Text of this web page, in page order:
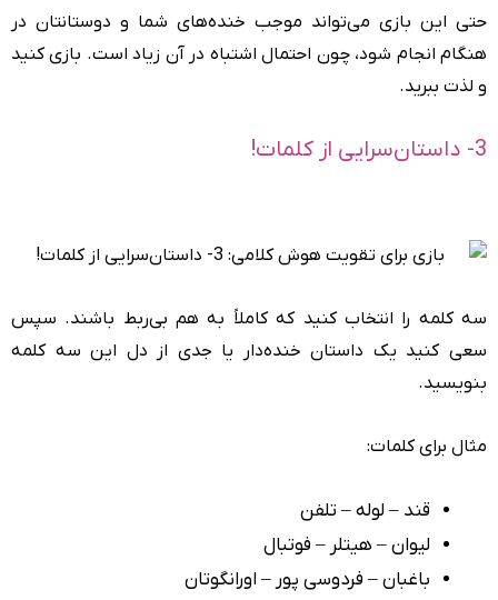
حتی این بازی می‌تواند موجب خنده‌های شما و دوستانتان در
هنگام انجام شود، چون احتمال اشتباه در آن زیاد است. بازی کنید
و لذت ببرید.
3- داستان‌سرایی از کلمات!
سه کلمه را انتخاب کنید که کاملاً به هم بی‌ربط باشند. سپس
سعی کنید یک داستان خنده‌دار یا جدی از دل این سه کلمه
بنویسید.
مثال برای کلمات:
قند – لوله – تلفن
لیوان – هیتلر – فوتبال
باغبان – فردوسی پور – اورانگوتان